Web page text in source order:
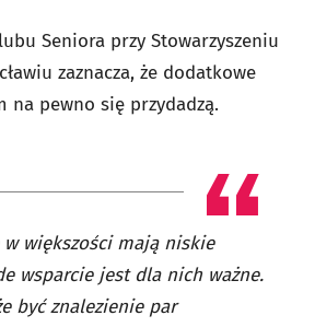
Seniora przy Stowarzyszeniu
zaznacza, że dodatkowe
na pewno się przydadzą.
w większości mają niskie
wsparcie jest dla nich ważne.
być znalezienie par